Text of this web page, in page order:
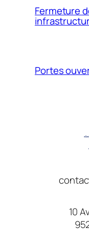
Fermeture
Portes
10